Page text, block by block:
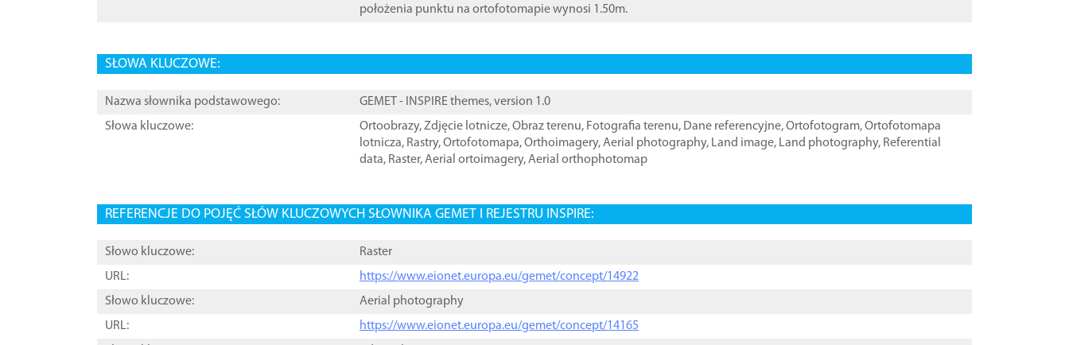
położenia punktu na ortofotomapie wynosi 1.50m.
SŁOWA KLUCZOWE:
Nazwa słownika podstawowego:
GEMET - INSPIRE themes, version 1.0
Słowa kluczowe:
Ortoobrazy,Zdjęcie lotnicze,Obraz terenu, Fotografia terenu, Dane referencyjne,Ortofotogram,Ortofotomapa
lotnicza, Rastry,Ortofotomapa,Orthoimagery,Aerial photography, Land image, Land photography, Referential
data, Raster,Aerial ortoimagery,Aerial orthophotomap
REFERENCJE DO POJĘĆ SŁÓW KLUCZOWYCH SŁOWNIKA GEMET I REJESTRU INSPIRE:
Słowo kluczowe:
Raster
URL:
https://www.eionet.europa.eu/gemet/concept/14922
Słowo kluczowe:
Aerial photography
URL:
https://www.eionet.europa.eu/gemet/concept/14165